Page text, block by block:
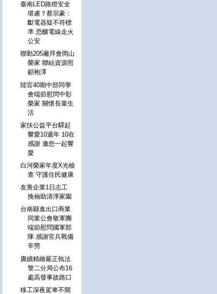
臺南LED路燈安全
堪慮？蔡宗豪：
斷電器疑不符標
準 恐釀電線走火
公安
聯勤205廠拜會岡山
榮家 聯結資源照
顧袍澤
陸官40期中部同學
會端節慰問中彰
榮家 關懷長輩生
活
家扶公益平台驛起
響愛10週年 10在
感謝 邀您一起響
愛
白河榮家年度X光檢
查 守護住民健康
友善企業1日志工
挽袖助清淨家園
台南縣進出口商業
同業公會敬軍團
端節慰問國軍部
隊 感謝官兵戰備
辛勞
賡續精緻嚴正執法
警二分局公布16
處高發事故路口
移工深夜駕車不開